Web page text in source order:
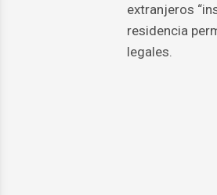
extranjeros
residencia
legales.